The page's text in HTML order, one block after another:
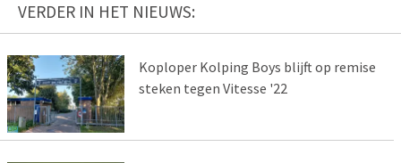
VERDER IN HET NIEUWS:
Koploper Kolping Boys blijft op remise
steken tegen Vitesse '22